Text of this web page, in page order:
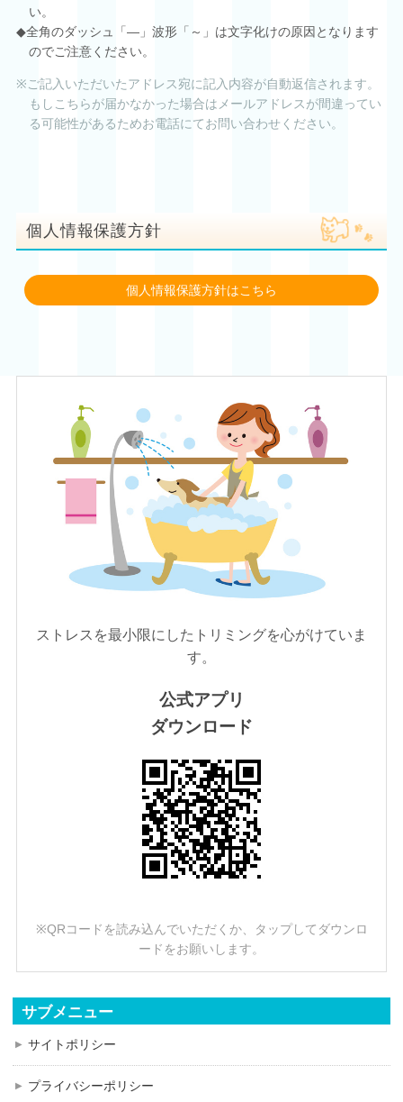
い。
全角のダッシュ「―」波形「～」は文字化けの原因となります
のでご注意ください。
ご記入いただいたアドレス宛に記入内容が自動返信されます。
もしこちらが届かなかった場合はメールアドレスが間違ってい
る可能性があるためお電話にてお問い合わせください。
個人情報保護方針
個人情報保護方針はこちら
ストレスを最小限にしたトリミングを心がけていま
す。
公式アプリ
ダウンロード
※QRコードを読み込んでいただくか、タップしてダウンロ
ードをお願いします。
サブメニュー
サイトポリシー
プライバシーポリシー